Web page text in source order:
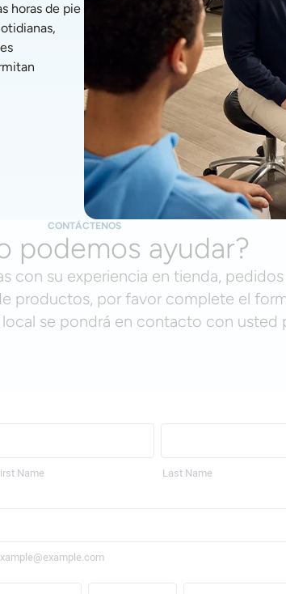
horas de pie
CONTÁCTENOS
podemos ayudar?
con su experiencia en tienda,
productos, por favor complete el
se pondrá en contacto con usted